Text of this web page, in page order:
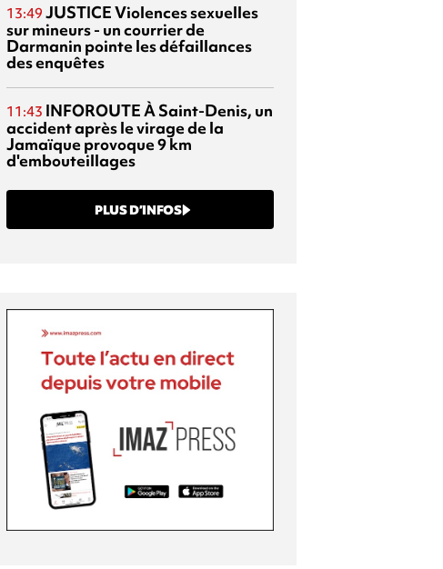
13:49 JUSTICEViolences sexuelles
sur mineurs - un courrier de
Darmanin pointe les défaillances
des enquêtes
11:43 INFOROUTEÀ Saint-Denis, un
accident après le virage de la
Jamaïque provoque 9 km
d'embouteillages
PLUS D’INFOS